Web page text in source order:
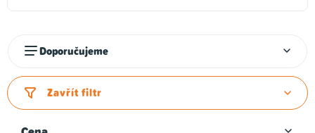
z
e
Doporučujeme
Zavřít filtr